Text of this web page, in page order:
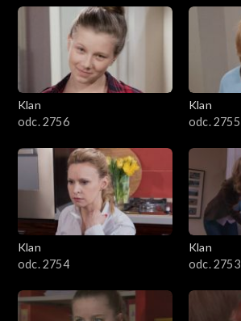
Klan
odc. 2756
Klan
odc. 2755
Klan
odc. 2754
Klan
odc. 2753